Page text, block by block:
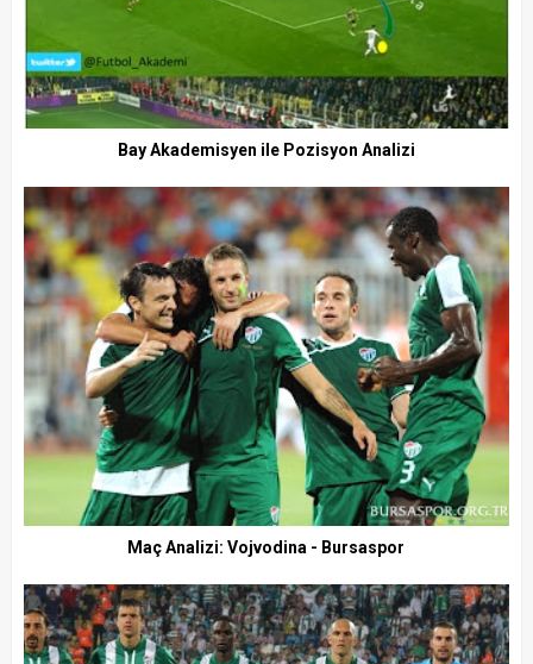
Bay Akademisyen ile Pozisyon Analizi
Maç Analizi: Vojvodina - Bursaspor